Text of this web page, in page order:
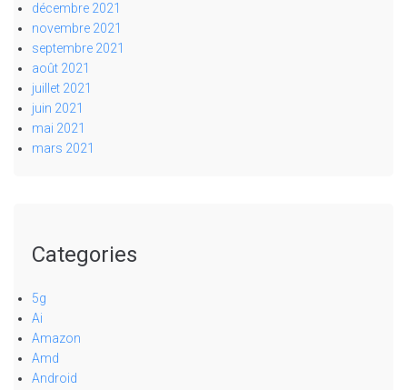
décembre 2021
novembre 2021
septembre 2021
août 2021
juillet 2021
juin 2021
mai 2021
mars 2021
Categories
5g
Ai
Amazon
Amd
Android